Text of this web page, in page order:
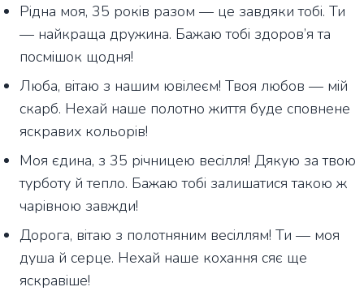
Рідна моя, 35 років разом — це завдяки тобі. Ти
— найкраща дружина. Бажаю тобі здоров’я та
посмішок щодня!
Люба, вітаю з нашим ювілеєм! Твоя любов — мій
скарб. Нехай наше полотно життя буде сповнене
яскравих кольорів!
Моя єдина, з 35 річницею весілля! Дякую за твою
турботу й тепло. Бажаю тобі залишатися такою ж
чарівною завжди!
Дорога, вітаю з полотняним весіллям! Ти — моя
душа й серце. Нехай наше кохання сяє ще
яскравіше!